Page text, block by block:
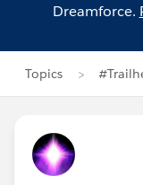
Dreamforce.
Topics